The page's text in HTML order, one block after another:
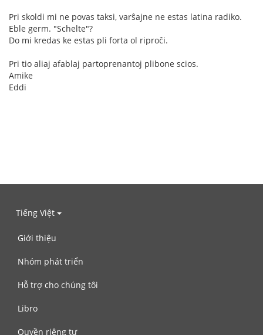
Pri skoldi mi ne povas taksi, varŝajne ne estas latina radiko.
Eble germ. "Schelte"?
Do mi kredas ke estas pli forta ol riproĉi.
Pri tio aliaj afablaj partoprenantoj plibone scios.
Amike
Eddi
Tiếng Việt
Giới thiệu
Nhóm phát triển
Hỗ trợ cho chúng tôi
Libro
Quyền riêng tư